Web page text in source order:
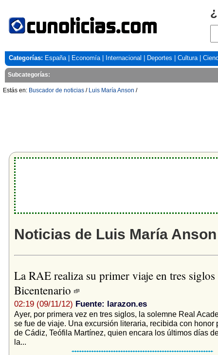
Categorías: España| Economía| Internacional Deportes Cultura|
Subcategorías:
Estás en: Buscador de noticias / Luis María Anson /
Noticias de Luis María Anson
La RAE realiza su primer viaje en tres
Bicentenario
02:19 (09/11/12) Fuente: larazon.es
Ayer, por primera vez en tres siglos, la solemne Real
se fue de viaje. Una excursión literaria, recibida con honor
de Cádiz, Teófila Martínez, quien encara los últimos días
la...